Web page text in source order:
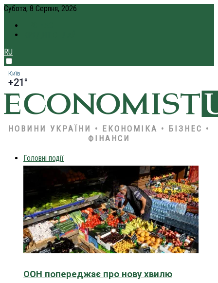
Субота, 8 Серпня, 2026
RU
Київ
+21°
НОВИНИ УКРАЇНИ • ЕКОНОМІКА • БІЗНЕС •
ФІНАНСИ
Головні події
ООН попереджає про нову хвилю